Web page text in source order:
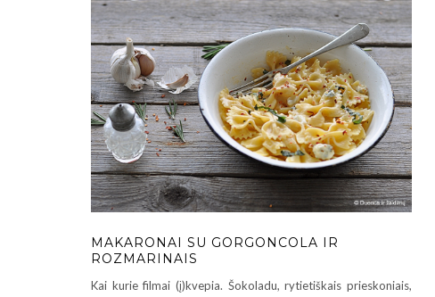
MAKARONAI SU GORGONCOLA IR
ROZMARINAIS
Kai kurie filmai (į)kvepia. Šokoladu, rytietiškais prieskoniais,